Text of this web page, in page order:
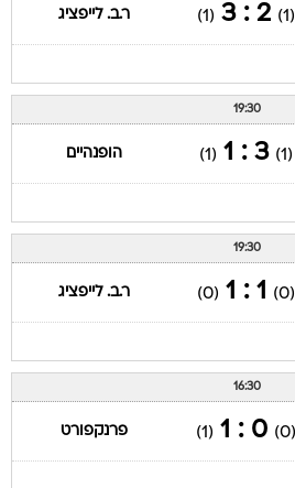
(1)
2 : 3
(1) ר.ב. לייפציג
19:30
(1)
3 : 1
(1) הופנהיים
19:30
(0)
1 : 1
(0) ר.ב. לייפציג
16:30
(0)
0 : 1
(1) פרנקפורט